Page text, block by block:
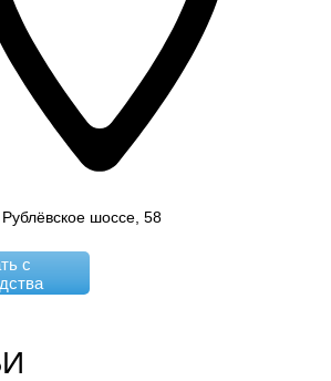
Рублёвское шоссе, 58
с